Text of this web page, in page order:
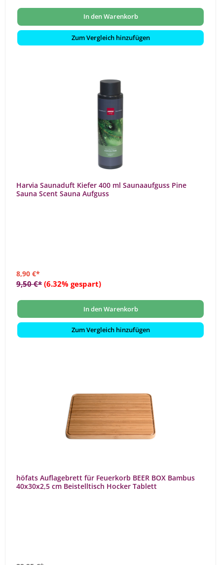
In den Warenkorb
Zum Vergleich hinzufügen
Harvia Saunaduft Kiefer 400 ml Saunaaufguss Pine
Sauna Scent Sauna Aufguss
8,90 €*
9,50 €* (6.32% gespart)
In den Warenkorb
Zum Vergleich hinzufügen
höfats Auflagebrett für Feuerkorb BEER BOX Bambus
40x30x2,5 cm Beistelltisch Hocker Tablett